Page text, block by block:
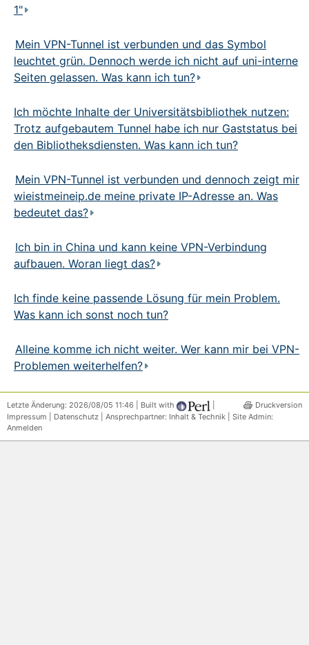
1"
Mein VPN-Tunnel ist verbunden und das Symbol
leuchtet grün. Dennoch werde ich nicht auf uni-interne
Seiten gelassen. Was kann ich tun?
Ich möchte Inhalte der Universitätsbibliothek nutzen:
Trotz aufgebautem Tunnel habe ich nur Gaststatus bei
den Bibliotheksdiensten. Was kann ich tun?
Mein VPN-Tunnel ist verbunden und dennoch zeigt mir
wieistmeineip.de meine private IP-Adresse an. Was
bedeutet das?
Ich bin in China und kann keine VPN-Verbindung
aufbauen. Woran liegt das?
Ich finde keine passende Lösung für mein Problem.
Was kann ich sonst noch tun?
Alleine komme ich nicht weiter. Wer kann mir bei VPN-
Problemen weiterhelfen?
Druckversion
Letzte Änderung: 2026/08/05 11:46 | Built with
Impressum
Datenschutz | Ansprechpartner: Inhalt & Technik | Site Admin:
Anmelden